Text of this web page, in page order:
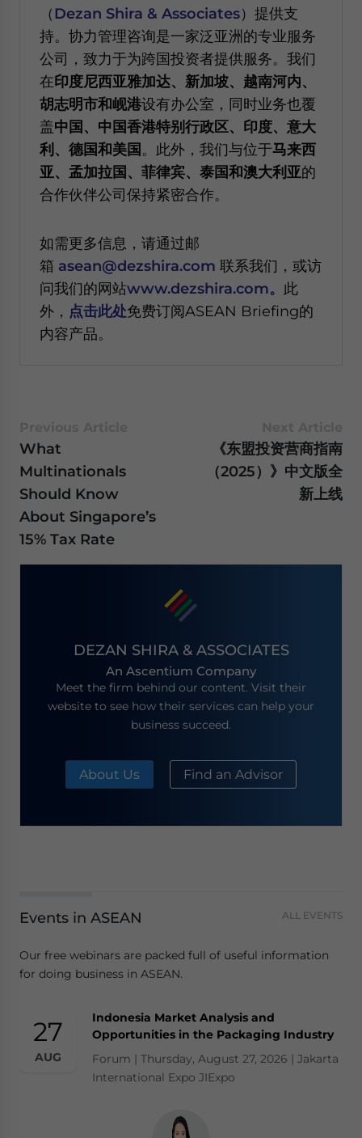
（Dezan Shira & Associates）提供支
持。协力管理咨询是一家泛亚洲的专业服务
公司，致力于为跨国投资者提供服务。我们
在印度尼西亚雅加达、新加坡、越南河内、
胡志明市和岘港设有办公室，同时业务也覆
盖中国、中国香港特别行政区、印度、意大
利、德国和美国 。此外，我们与位于马来西
亚、孟加拉国、菲律宾、泰国和澳大利亚的
合作伙伴公司保持紧密合作。
如需更多信息，请通过邮
箱 asean@dezshira.com 联系我们，或访
问我们的网站www.dezshira.com。 此
外， 点击此处免费订阅ASEAN Briefing的
内容产品。
What
Multinationals
Should Know
About Singapore’s
15% Tax Rate
《东盟投资营商指南
（2025）》中文版全
新上线
DEZAN SHIRA & ASSOCIATES
An Ascentium Company
Meet the firm behind our content. Visit their
website to see how their services can help your
business succeed.
About Us Find an Advisor
Events in ASEAN ALL EVENTS
Our free webinars are packed full of useful information
for doing business in ASEAN.
27
AUG
Indonesia Market Analysis and
Opportunities in the Packaging Industry
Forum | Thursday, August 27, 2026 | Jakarta
International Expo JIExpo